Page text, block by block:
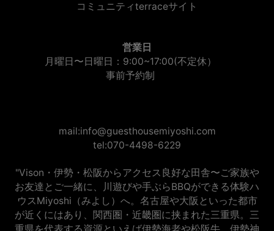
コミュニティterraceサイト
営業日
月曜日〜日曜日：9:00~17:00(不定休）
事前予約制
mail:info@guesthousemiyoshi.com
tel:070-4498-6229
"Vison・伊勢・松阪からアクセス良好な田舎〜ご家族や
お友達とご一緒に、川遊びや手ぶらBBQができる体験ハ
ウスMiyoshi（みよし）へ。名古屋や大阪といった都市
が近くにはあり、関西圏・近畿圏に挟まれた三重県。三